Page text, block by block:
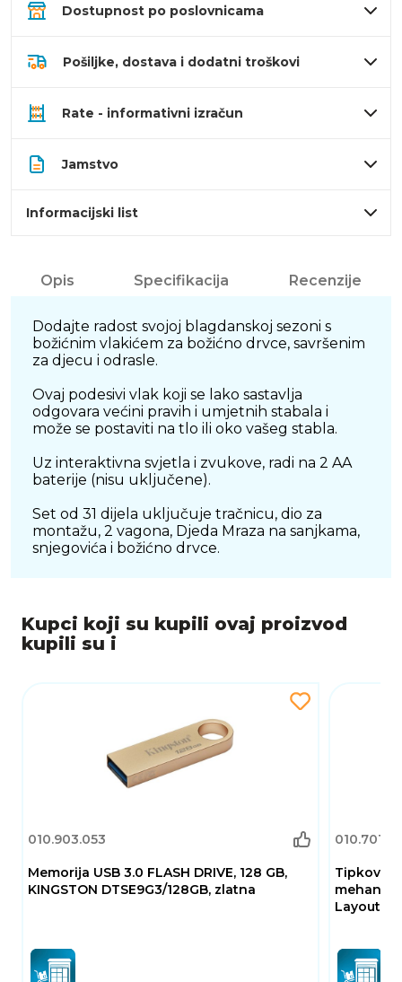
Dostupnost po poslovnicama
Pošiljke, dostava i dodatni troškovi
Rate - informativni izračun
Jamstvo
Informacijski list
Opis Specifikacija Recenzije
Dodajte radost svojoj blagdanskoj sezoni s
božićnim vlakićem za božićno drvce, savršenim
za djecu i odrasle.
Ovaj podesivi vlak koji se lako sastavlja
odgovara većini pravih i umjetnih stabala i
može se postaviti na tlo ili oko vašeg stabla.
Uz interaktivna svjetla i zvukove, radi na 2 AA
baterije (nisu uključene).
Set od 31 dijela uključuje tračnicu, dio za
montažu, 2 vagona, Djeda Mraza na sanjkama,
snjegovića i božićno drvce.
Kupci koji su kupili ovaj proizvod
kupili su i
010.903.053
Memorija USB 3.0 FLASH DRIVE, 128 GB,
KINGSTON DTSE9G3/128GB, zlatna
Layout,